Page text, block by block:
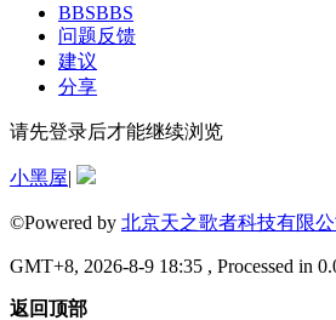
BBSBBS
问题反馈
建议
分享
请先登录后才能继续浏览
小黑屋|
©Powered by 北京天之歌者科技有限公
GMT+8, 2026-8-9 18:35 , Processed in
返回顶部